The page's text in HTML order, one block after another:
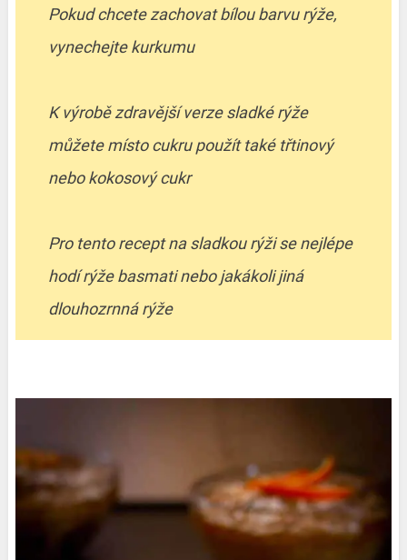
Pokud chcete zachovat bílou barvu rýže,
vynechejte kurkumu
K výrobě zdravější verze sladké rýže
můžete místo cukru použít také třtinový
nebo kokosový cukr
Pro tento recept na sladkou rýži se nejlépe
hodí rýže basmati nebo jakákoli jiná
dlouhozrnná rýže